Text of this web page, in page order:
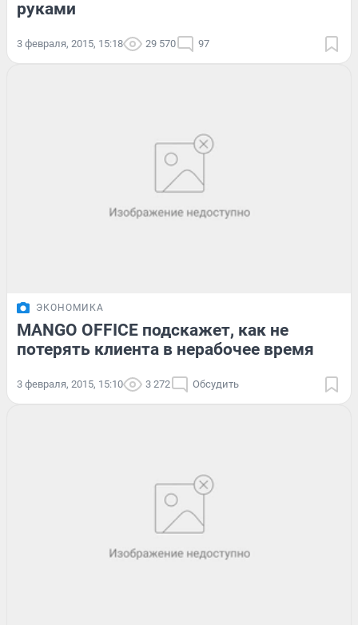
руками
3 февраля, 2015, 15:18 29 570 97
ЭКОНОМИКА
MANGO OFFICE подскажет, как не
потерять клиента в нерабочее время
3 февраля, 2015, 15:10 3 272 Обсудить